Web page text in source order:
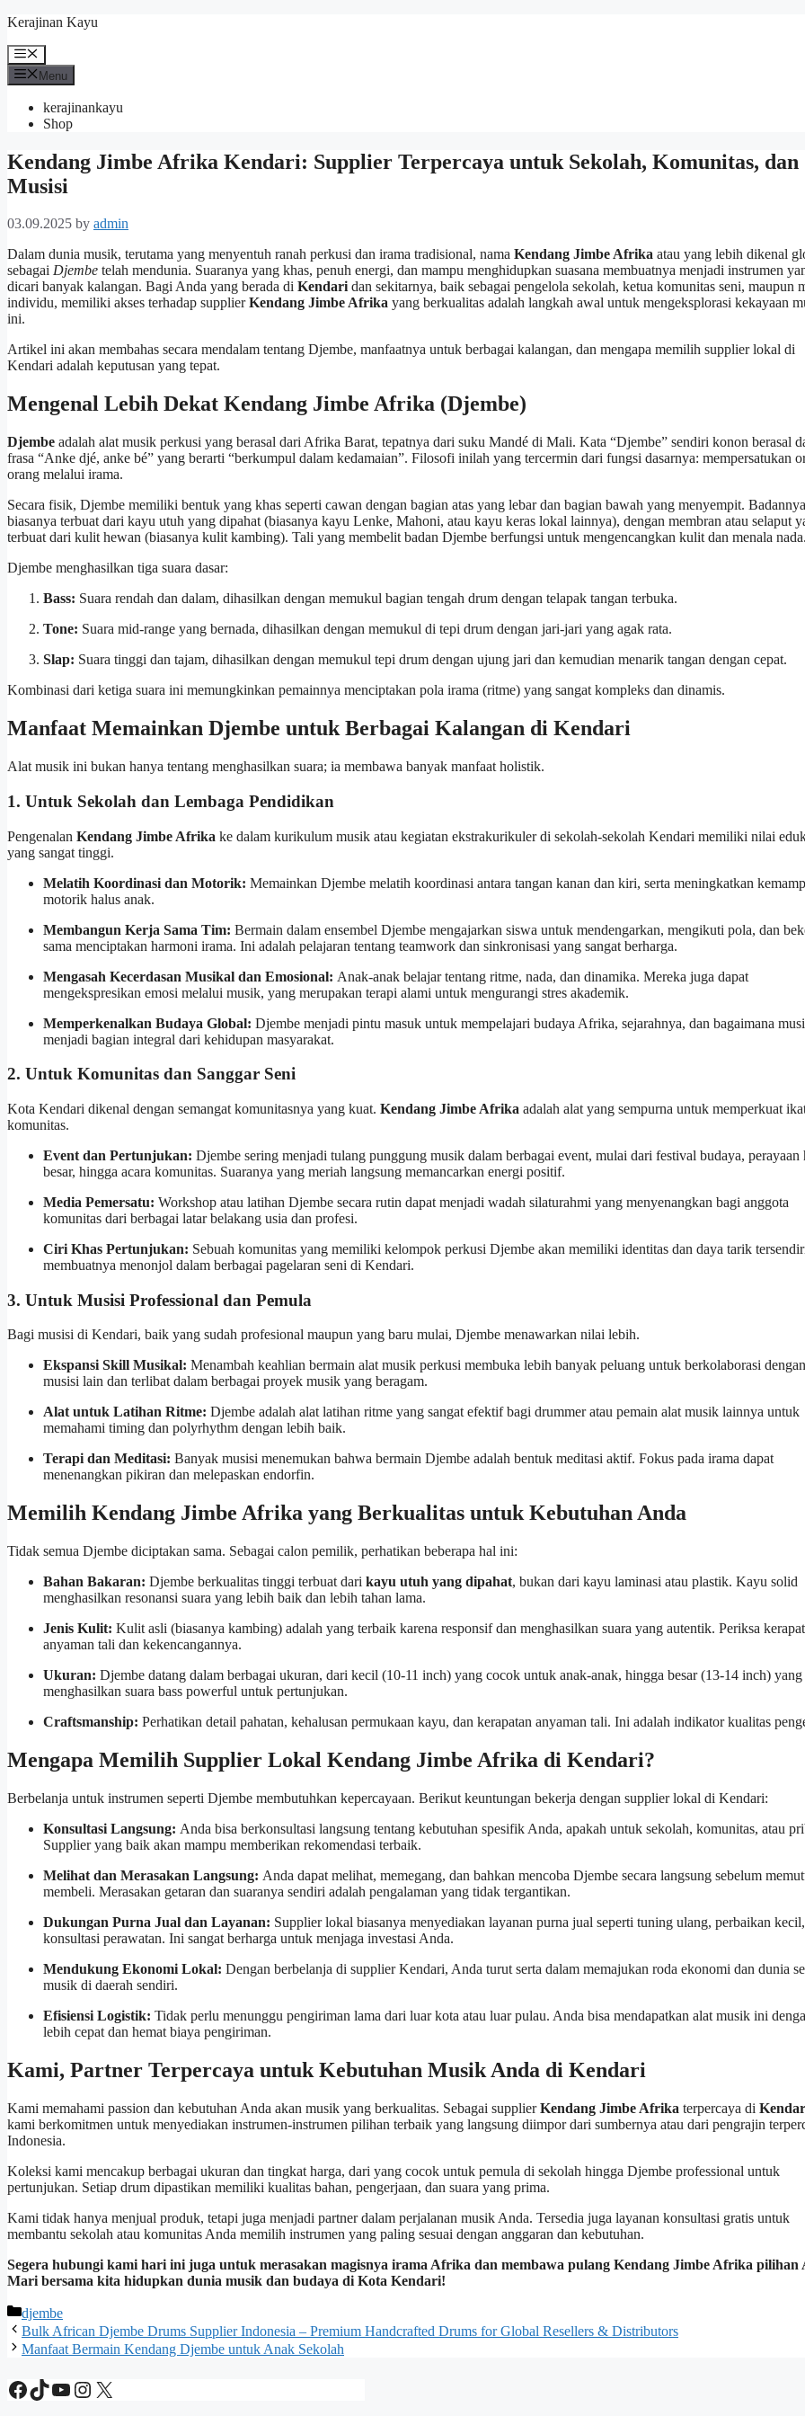
Skip
content
Kerajinan Kayu
Menu
Menu
kerajinankayu
Shop
Kendang Jimbe Afrika Kendari: Supplier Terpercaya untuk Sekolah, Komunitas, dan
Musisi
03.09.2025 by admin
Dalam dunia musik, terutama yang menyentuh ranah perkusi dan irama tradisional, nama Kendang Jimbe Afrika atau yang lebih dikenal
sebagai Djembe telah mendunia. Suaranya yang khas, penuh energi, dan mampu menghidupkan suasana membuatnya menjadi instrumen
dicari banyak kalangan. Bagi Anda yang berada di Kendaridan sekitarnya, baik sebagai pengelola sekolah, ketua komunitas seni, maupun
individu, memiliki akses terhadap supplierKendang Jimbe Afrika yang berkualitas adalah langkah awal untuk mengeksplorasi kekayaan
ini.
Artikel ini akan membahas secara mendalam tentang Djembe, manfaatnya untuk berbagai kalangan, dan mengapa memilih supplier lokal di
Kendari adalah keputusan yang tepat.
Mengenal Lebih Dekat Kendang Jimbe Afrika (Djembe)
Djembe adalah alat musik perkusi yang berasal dari Afrika Barat, tepatnya dari suku Mandé di Mali. Kata “Djembe” sendiri konon berasal
frasa “Anke djé, anke bé” yang berarti “berkumpul dalam kedamaian”. Filosofi inilah yang tercermin dari fungsi dasarnya: mempersatukan
orang melalui irama.
Secara fisik, Djembe memiliki bentuk yang khas seperti cawan dengan bagian atas yang lebar dan bagian bawah yang menyempit. Badannya
biasanya terbuat dari kayu utuh yang dipahat (biasanya kayu Lenke, Mahoni, atau kayu keras lokal lainnya), dengan membran atau selaput
terbuat dari kulit hewan (biasanya kulit kambing). Tali yang membelit badan Djembe berfungsi untuk mengencangkan kulit dan menala
Djembe menghasilkan tiga suara dasar:
Bass: Suara rendah dan dalam, dihasilkan dengan memukul bagian tengah drum dengan telapak tangan terbuka.
Tone: Suara mid-range yang bernada, dihasilkan dengan memukul di tepi drum dengan jari-jari yang agak rata.
Slap: Suara tinggi dan tajam, dihasilkan dengan memukul tepi drum dengan ujung jari dan kemudian menarik tangan dengan cepat.
Kombinasi dari ketiga suara ini memungkinkan pemainnya menciptakan pola irama (ritme) yang sangat kompleks dan dinamis.
Manfaat Memainkan Djembe untuk Berbagai Kalangan di Kendari
Alat musik ini bukan hanya tentang menghasilkan suara; ia membawa banyak manfaat holistik.
1. Untuk Sekolah dan Lembaga Pendidikan
Pengenalan Kendang Jimbe Afrika ke dalam kurikulum musik atau kegiatan ekstrakurikuler di sekolah-sekolah Kendari memiliki nilai
yang sangat tinggi.
Melatih Koordinasi dan Motorik: Memainkan Djembe melatih koordinasi antara tangan kanan dan kiri, serta meningkatkan
motorik halus anak.
Membangun Kerja Sama Tim: Bermain dalam ensembel Djembe mengajarkan siswa untuk mendengarkan, mengikuti pola, dan
sama menciptakan harmoni irama. Ini adalah pelajaran tentang teamwork dan sinkronisasi yang sangat berharga.
Mengasah Kecerdasan Musikal dan Emosional: Anak-anak belajar tentang ritme, nada, dan dinamika. Mereka juga dapat
mengekspresikan emosi melalui musik, yang merupakan terapi alami untuk mengurangi stres akademik.
Memperkenalkan Budaya Global: Djembe menjadi pintu masuk untuk mempelajari budaya Afrika, sejarahnya, dan bagaimana
menjadi bagian integral dari kehidupan masyarakat.
2. Untuk Komunitas dan Sanggar Seni
Kota Kendari dikenal dengan semangat komunitasnya yang kuat. Kendang Jimbe Afrika adalah alat yang sempurna untuk memperkuat
komunitas.
Event dan Pertunjukan: Djembe sering menjadi tulang punggung musik dalam berbagai event, mulai dari festival budaya, perayaan
besar, hingga acara komunitas. Suaranya yang meriah langsung memancarkan energi positif.
Media Pemersatu: Workshop atau latihan Djembe secara rutin dapat menjadi wadah silaturahmi yang menyenangkan bagi anggota
komunitas dari berbagai latar belakang usia dan profesi.
Ciri Khas Pertunjukan: Sebuah komunitas yang memiliki kelompok perkusi Djembe akan memiliki identitas dan daya tarik
membuatnya menonjol dalam berbagai pagelaran seni di Kendari.
3. Untuk Musisi Professional dan Pemula
Bagi musisi di Kendari, baik yang sudah profesional maupun yang baru mulai, Djembe menawarkan nilai lebih.
Ekspansi Skill Musikal: Menambah keahlian bermain alat musik perkusi membuka lebih banyak peluang untuk berkolaborasi dengan
musisi lain dan terlibat dalam berbagai proyek musik yang beragam.
Alat untuk Latihan Ritme: Djembe adalah alat latihan ritme yang sangat efektif bagi drummer atau pemain alat musik lainnya untuk
memahami timing dan polyrhythm dengan lebih baik.
Terapi dan Meditasi: Banyak musisi menemukan bahwa bermain Djembe adalah bentuk meditasi aktif. Fokus pada irama dapat
menenangkan pikiran dan melepaskan endorfin.
Memilih Kendang Jimbe Afrika yang Berkualitas untuk Kebutuhan Anda
Tidak semua Djembe diciptakan sama. Sebagai calon pemilik, perhatikan beberapa hal ini:
Bahan Bakaran: Djembe berkualitas tinggi terbuat dari kayu utuh yang dipahat, bukan dari kayu laminasi atau plastik. Kayu solid
menghasilkan resonansi suara yang lebih baik dan lebih tahan lama.
Jenis Kulit: Kulit asli (biasanya kambing) adalah yang terbaik karena responsif dan menghasilkan suara yang autentik. Periksa
anyaman tali dan kekencangannya.
Ukuran: Djembe datang dalam berbagai ukuran, dari kecil (10-11 inch) yang cocok untuk anak-anak, hingga besar (13-14 inch) yang
menghasilkan suara bass powerful untuk pertunjukan.
Craftsmanship: Perhatikan detail pahatan, kehalusan permukaan kayu, dan kerapatan anyaman tali. Ini adalah indikator kualitas
Mengapa Memilih Supplier Lokal Kendang Jimbe Afrika di Kendari?
Berbelanja untuk instrumen seperti Djembe membutuhkan kepercayaan. Berikut keuntungan bekerja dengan supplier lokal di Kendari:
Konsultasi Langsung: Anda bisa berkonsultasi langsung tentang kebutuhan spesifik Anda, apakah untuk sekolah, komunitas, atau
Supplier yang baik akan mampu memberikan rekomendasi terbaik.
Melihat dan Merasakan Langsung: Anda dapat melihat, memegang, dan bahkan mencoba Djembe secara langsung sebelum
membeli. Merasakan getaran dan suaranya sendiri adalah pengalaman yang tidak tergantikan.
Dukungan Purna Jual dan Layanan: Supplier lokal biasanya menyediakan layanan purna jual seperti tuning ulang, perbaikan
konsultasi perawatan. Ini sangat berharga untuk menjaga investasi Anda.
Mendukung Ekonomi Lokal: Dengan berbelanja di supplier Kendari, Anda turut serta dalam memajukan roda ekonomi dan dunia
musik di daerah sendiri.
Efisiensi Logistik: Tidak perlu menunggu pengiriman lama dari luar kota atau luar pulau. Anda bisa mendapatkan alat musik ini
lebih cepat dan hemat biaya pengiriman.
Kami, Partner Terpercaya untuk Kebutuhan Musik Anda di Kendari
Kami memahami passion dan kebutuhan Anda akan musik yang berkualitas. Sebagai supplierKendang Jimbe Afrika terpercaya di
kami berkomitmen untuk menyediakan instrumen-instrumen pilihan terbaik yang langsung diimpor dari sumbernya atau dari pengrajin
Indonesia.
Koleksi kami mencakup berbagai ukuran dan tingkat harga, dari yang cocok untuk pemula di sekolah hingga Djembe professional untuk
pertunjukan. Setiap drum dipastikan memiliki kualitas bahan, pengerjaan, dan suara yang prima.
Kami tidak hanya menjual produk, tetapi juga menjadi partner dalam perjalanan musik Anda. Tersedia juga layanan konsultasi gratis untuk
membantu sekolah atau komunitas Anda memilih instrumen yang paling sesuai dengan anggaran dan kebutuhan.
Segera hubungi kami hari ini juga untuk merasakan magisnya irama Afrika dan membawa pulang Kendang Jimbe Afrika pilihan
Mari bersama kita hidupkan dunia musik dan budaya di Kota Kendari!
Categories
djembe
Bulk African Djembe Drums Supplier Indonesia – Premium Handcrafted Drums for Global Resellers & Distributors
Manfaat Bermain Kendang Djembe untuk Anak Sekolah
Facebook
TikTok
YouTube
Instagram
X